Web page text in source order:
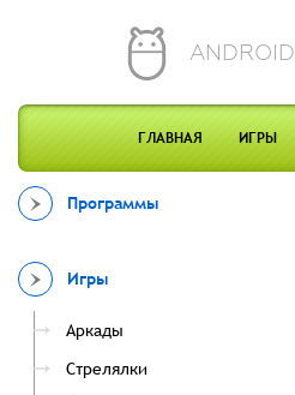
ANDROID
ГЛАВНАЯ ИГРЫ
Программы
Игры
Аркады
Стрелялки